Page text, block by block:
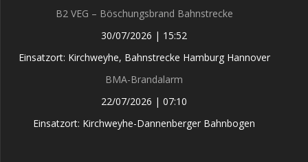
B2 VEG – Böschungsbrand Bahnstrecke
30/07/2026 | 15:52
Einsatzort: Kirchweyhe, Bahnstrecke Hamburg Hannover
BMA-Brandalarm
22/07/2026 | 07:10
Einsatzort: Kirchweyhe-Dannenberger Bahnbogen